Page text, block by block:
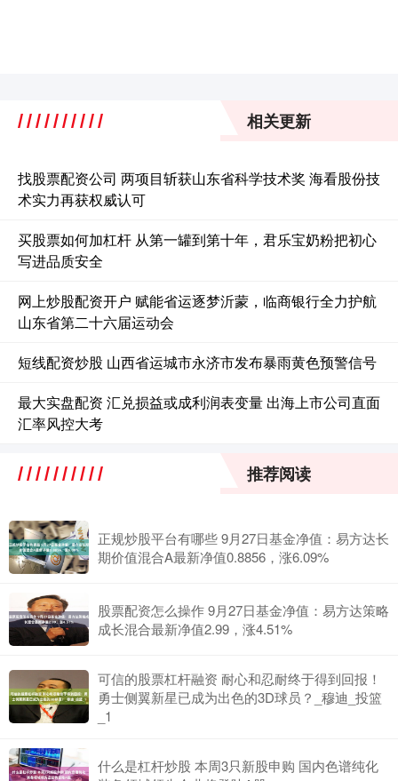
相关更新
找股票配资公司 两项目斩获山东省科学技术奖 海看股份技
术实力再获权威认可
买股票如何加杠杆 从第一罐到第十年，君乐宝奶粉把初心
写进品质安全
网上炒股配资开户 赋能省运逐梦沂蒙，临商银行全力护航
山东省第二十六届运动会
短线配资炒股 山西省运城市永济市发布暴雨黄色预警信号
最大实盘配资 汇兑损益或成利润表变量 出海上市公司直面
汇率风控大考
推荐阅读
正规炒股平台有哪些 9月27日基金净值：易方达长
期价值混合A最新净值0.8856，涨6.09%
股票配资怎么操作 9月27日基金净值：易方达策略
成长混合最新净值2.99，涨4.51%
可信的股票杠杆融资 耐心和忍耐终于得到回报！
勇士侧翼新星已成为出色的3D球员？_穆迪_投篮
_1
什么是杠杆炒股 本周3只新股申购 国内色谱纯化